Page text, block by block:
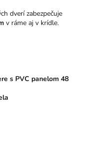
dverí zabezpečuje
v ráme aj v krídle.
s PVC panelom 48